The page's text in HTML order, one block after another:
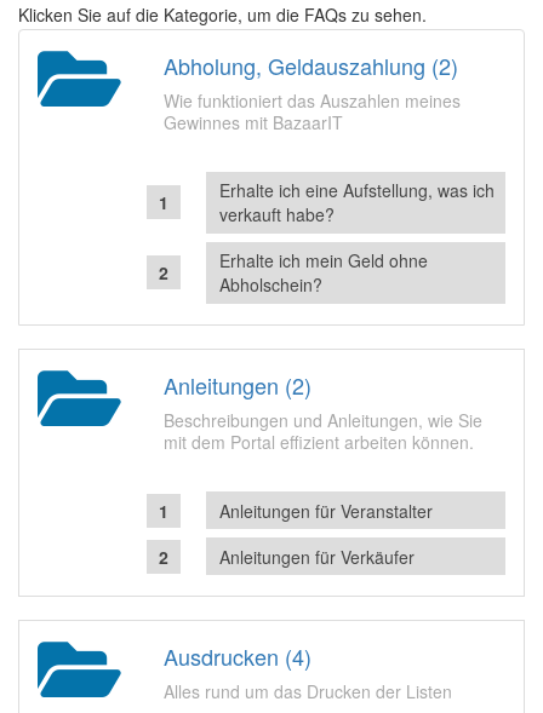
Klicken Sie auf die Kategorie, um die FAQs zu sehen.
Abholung, Geldauszahlung (2)
Wie funktioniert das Auszahlen meines
Gewinnes mit BazaarIT
Erhalte ich eine Aufstellung, was ich
verkauft habe?
Erhalte ich mein Geld ohne
Abholschein?
Anleitungen (2)
Beschreibungen und Anleitungen, wie Sie
mit dem Portal effizient arbeiten können.
Anleitungen für Veranstalter
Anleitungen für Verkäufer
Ausdrucken (4)
Alles rund um das Drucken der Listen